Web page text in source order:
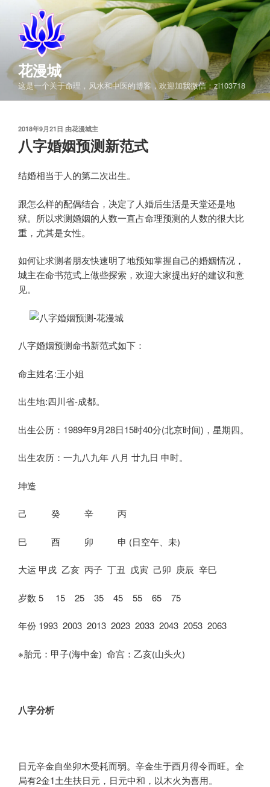
花漫城
这是一个关于命理，风水和中医的博客，欢迎加我微信：zi103718
发
布
于
2018年9月21日 由花漫城主
八字婚姻预测新范式
结婚相当于人的第二次出生。
跟怎么样的配偶结合，决定了人婚后生活是天堂还是地
狱。所以求测婚姻的人数一直占命理预测的人数的很大比
重，尤其是女性。
如何让求测者朋友快速明了地预知掌握自己的婚姻情况，
城主在命书范式上做些探索，欢迎大家提出好的建议和意
见。
八字婚姻预测命书新范式如下：
命主姓名:王小姐
出生地:四川省-成都。
出生公历：1989年9月28日15时40分(北京时间)，星期四。
出生农历：一九八九年 八月 廿九日 申时。
坤造
己 癸 辛 丙
巳 酉 卯 申 (日空午、未)
大运 甲戌 乙亥 丙子 丁丑 戊寅 己卯 庚辰 辛巳
岁数 5 15 25 35 45 55 65 75
年份 1993 2003 2013 2023 2033 2043 2053 2063
※胎元：甲子(海中金) 命宫：乙亥(山头火)
八字分析
日元辛金自坐卯木受耗而弱。辛金生于酉月得令而旺。全
局有2金1土生扶日元，日元中和，以木火为喜用。